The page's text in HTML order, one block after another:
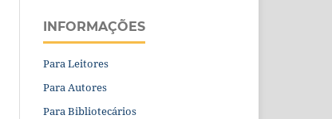
INFORMAÇÕES
Para Leitores
Para Autores
Para Bibliotecários